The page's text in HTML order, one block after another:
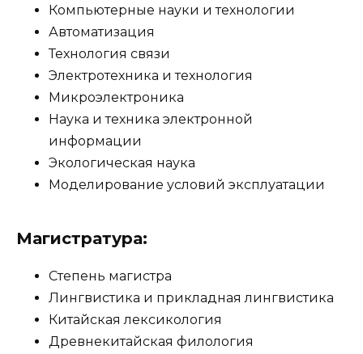
Компьютерные науки и технологии
Автоматизация
Технология связи
Электротехника и технология
Микроэлектроника
Наука и техника электронной
информации
Экологическая наука
Моделирование условий эксплуатации
Магистратура:
Степень магистра
Лингвистика и прикладная лингвистика
Китайская лексикология
Древнекитайская филология